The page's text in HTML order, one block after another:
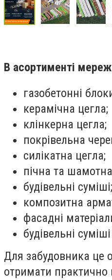
В асортименті
газобетонні
керамічна цегла;
клінкерна цегла;
покрівельна
силікатна цегла;
пічна та
будівельні суміші;
композитна
фасадні
будівельні суміші
Для забудовника це
отримати практично